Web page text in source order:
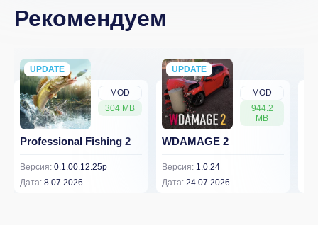
Рекомендуем
MOD
304 MB
UPDATE
NEW
Professional Fishing 2
Версия: 0.1.00.12.25p
Дата: 8.07.2026
MOD
944.2
MB
UPDATE
NEW
WDAMAGE 2
Версия: 1.0.24
Дата: 24.07.2026